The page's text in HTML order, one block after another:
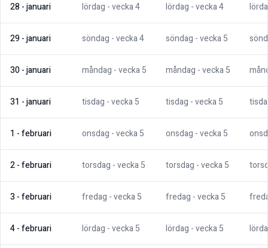
28-januari lördag - vecka4 lördag - vecka4
29-januari söndag - vecka4 söndag - vecka5
30-januari måndag - vecka5 måndag - vecka5
31 -januari tisdag - vecka5 tisdag - vecka5
1 -februari onsdag - vecka5 onsdag - vecka5
2-februari torsdag - vecka5 torsdag - vecka5
3 -februari fredag - vecka5 fredag - vecka5
4-februari lördag - vecka5 lördag - vecka5